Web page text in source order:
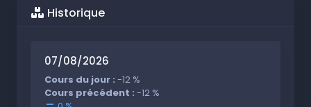
Historique
07/08/2026
Cours du jour : -12 %
Cours précédent : -12 %